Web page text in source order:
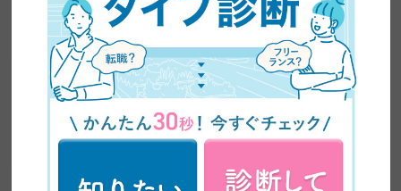
【全ママ必見】2児のシンママが脱サラしてWEBデザ
イナーに大転身した方法公開！